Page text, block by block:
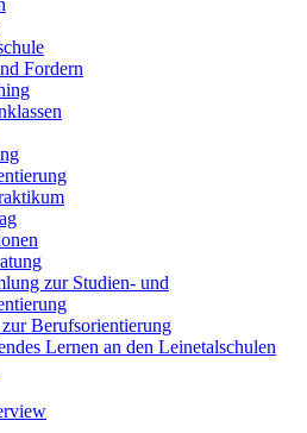
Fordern
zur Studien- und
Berufsorientierung
Lernen an den Leinetalschulen